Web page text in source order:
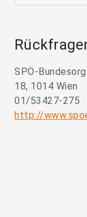
SPÖ-
18, 1014 Wien
01/53427-275
http://